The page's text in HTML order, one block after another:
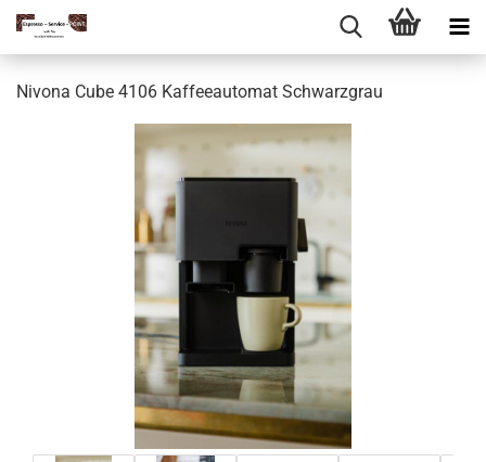
Nivona Cube 4106 Kaffeeautomat Schwarzgrau